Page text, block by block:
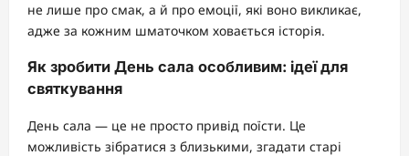
не лише про смак, а й про емоції, які воно викликає,
адже за кожним шматочком ховається історія.
Як зробити День сала особливим: ідеї для
святкування
День сала — це не просто привід поїсти. Це
можливість зібратися з близькими, згадати старі